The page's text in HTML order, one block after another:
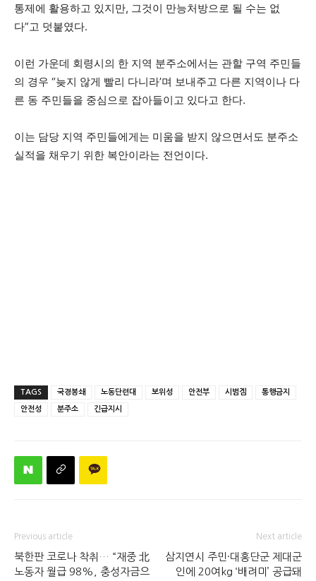
통제에 활용하고 있지만, 그것이 만능처방으로 될 수는 없
다”고 덧붙였다.
이런 가운데 회령시의 한 지역 분주소에서는 관할 구역 주민들
의 경우 “늦지 않게 빨리 다니라’며 보내주고 다른 지역이나 다
른 동 주민들을 중심으로 잡아들이고 있다고 한다.
이는 담당 지역 주민들에게는 미움을 받지 않으면서도 분주소
실적을 채우기 위한 복안이라는 전언이다.
TAGS 국경봉쇄 노동단련대 보위성 안전부 시범겜 통행금지
안전성 분주소 긴급지시
Previous article
북한판 코로나 착취… “재중 北
노동자 월급 98%, 충성자금으
Next article
삼지연시 주민·대홍단군 제대군
인에 20여kg ‘배려미’ 공급돼